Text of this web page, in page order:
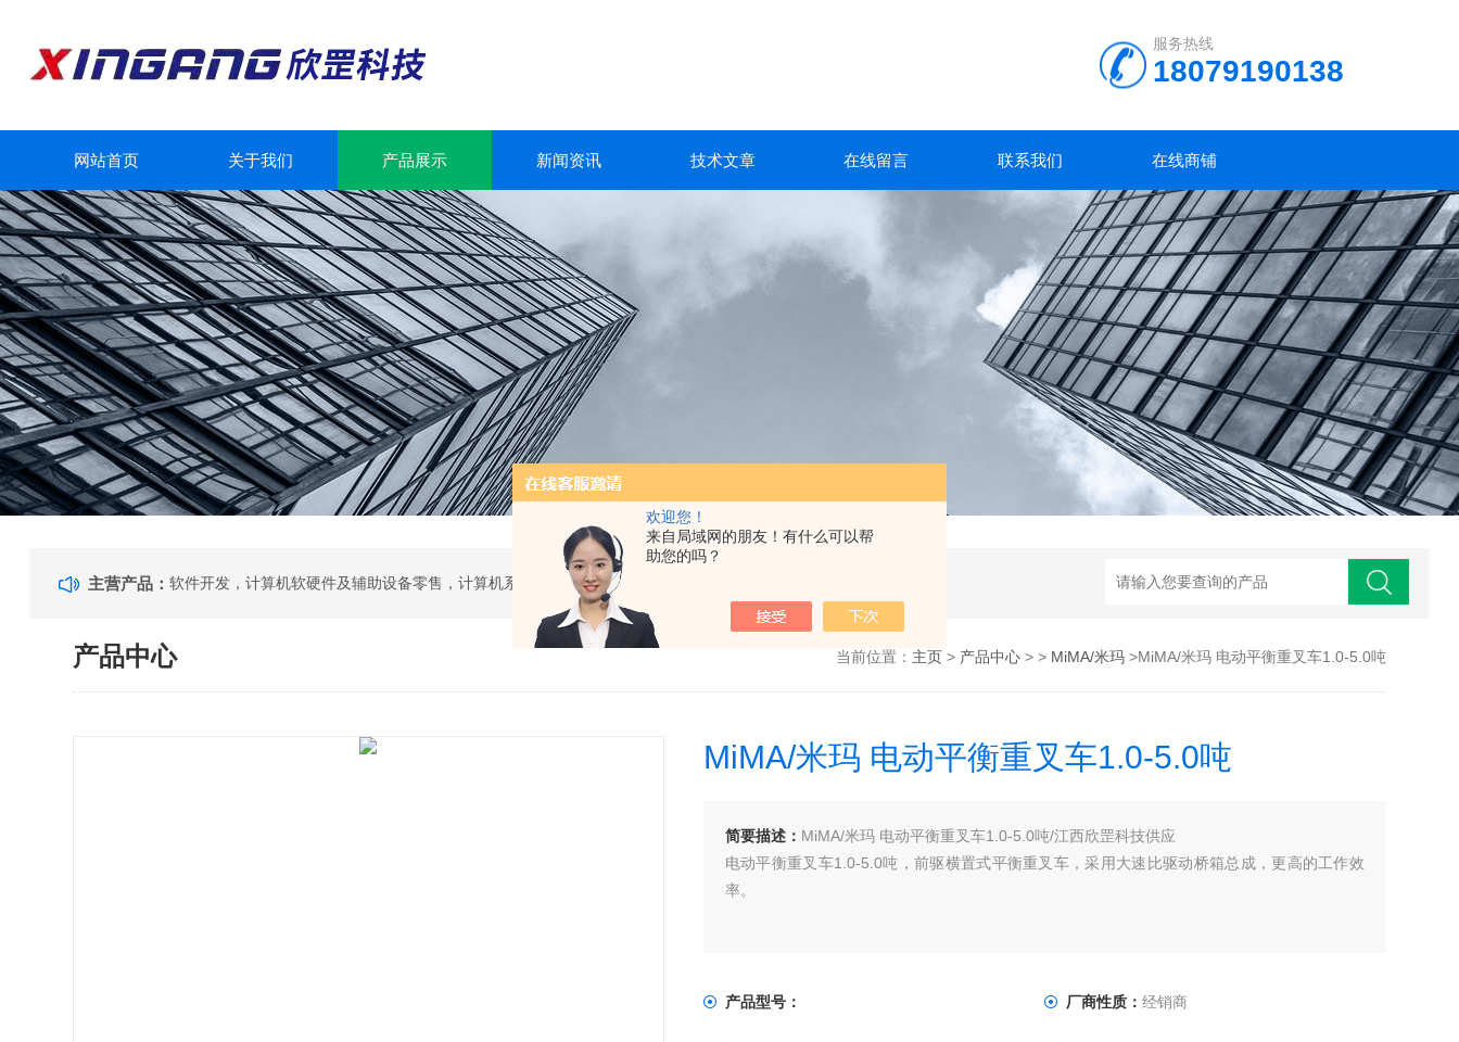
欢迎您！
来自局域网的朋友！有什么可以帮
助您的吗？
服务热线
18079190138
网站首页 关于我们 产品展示 新闻资讯 技术文章 在线留言 联系我们 在线商铺
主营产品：
产品中心 当前位置： 主页> 产品中心> > MiMA/米玛>MiMA/米玛 电动平衡重叉车1.0-5.0吨
MiMA/米玛 电动平衡重叉车1.0-5.0吨
简要描述： MiMA/米玛 电动平衡重叉车1.0-5.0吨/江西欣罡科技供应
电动平衡重叉车1.0-5.0吨，前驱横置式平衡重叉车，采用大速比驱动桥箱总成，更高的工作效
率。
产品型号： 厂商性质：经销商